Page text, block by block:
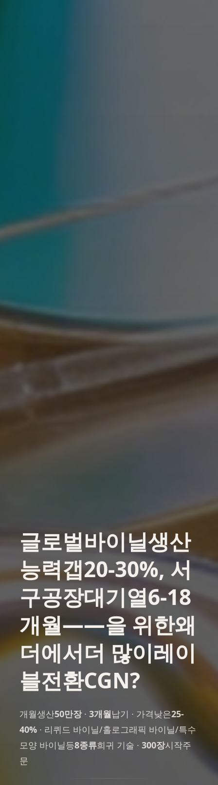
글로벌바이닐생산
능력갭20-30%, 서
구공장대기열6-18
개월——을 위한왜
더에서더 많이레이
블전환CGN?
개월생산50만장· 3개월납기 · 가격낮은25-
40% · 리퀴드 바이닐/홀로그래픽 바이닐/특수
모양 바이닐등8종류희귀 기술 · 300장시작주
문